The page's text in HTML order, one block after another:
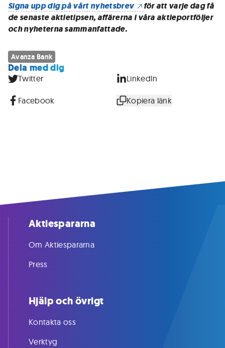
Signa upp dig på vårt nyhetsbrev
för att varje dag få
de senaste aktietipsen, affärerna i våra aktieportföljer
och nyheterna sammanfattade.
Avanza Bank
Dela med dig
Twitter LinkedIn
Facebook Kopiera länk
Aktiespararna
Om Aktiespararna
Press
Hjälp och övrigt
Kontakta oss
Verktyg